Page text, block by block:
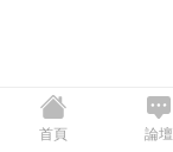
首頁 論壇